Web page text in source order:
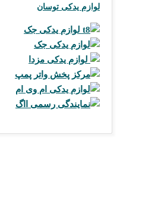
لوازم یدکی توسان
لوازم یدکی جک t8
لوازم یدکی جک
مرکز پخش واتر پمپ
لوازم یدکی ام وی ام
نمایندگی رسمی ااگ